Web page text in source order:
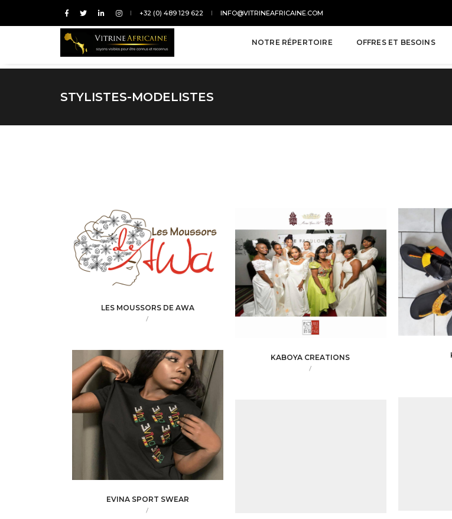
+32 (0) 489 129 622 INFO@VITRINEAFRICAINE.COM
NOTRE RÉPERTOIRE OFFRES ET BESOINS
STYLISTES-MODELISTES
LES MOUSSORS DE AWA
/
KABOYA CREATIONS
/
EVINA SPORT SWEAR
/